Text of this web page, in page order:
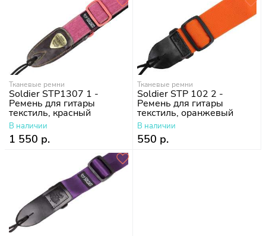
Тканевые ремни
Soldier STP1307 1 -
Ремень для гитары
текстиль, красный
В наличии
1 550 р.
Тканевые ремни
Soldier STP 102 2 -
Ремень для гитары
текстиль, оранжевый
В наличии
550 р.